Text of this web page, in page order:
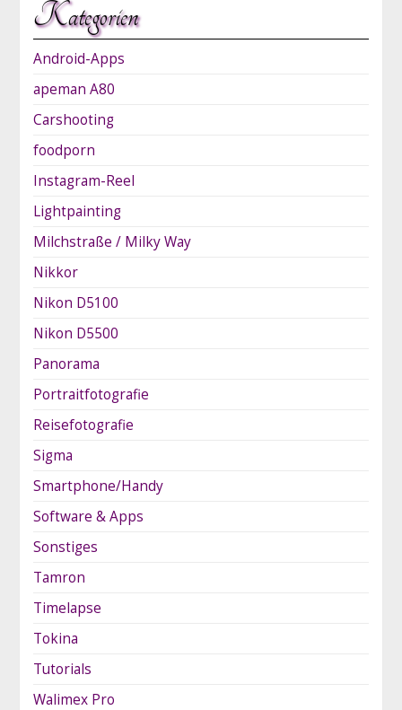
Kategorien
Android-Apps
apeman A80
Carshooting
foodporn
Instagram-Reel
Lightpainting
Milchstraße / Milky Way
Nikkor
Nikon D5100
Nikon D5500
Panorama
Portraitfotografie
Reisefotografie
Sigma
Smartphone/Handy
Software & Apps
Sonstiges
Tamron
Timelapse
Tokina
Tutorials
Walimex Pro